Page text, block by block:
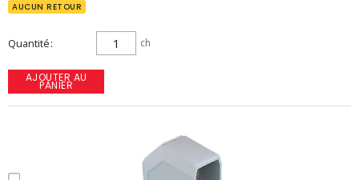
AUCUN RETOUR
Quantité ch
AJOUTER AU
PANIER